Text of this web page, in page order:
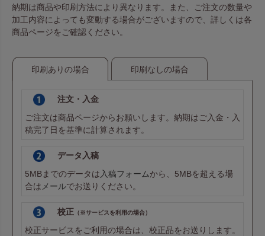
納期は商品や印刷方法により異なります。また、ご注文の数量や
加工内容によっても変動する場合がございますので、詳しくは各
商品ページをご確認ください。
印刷ありの場合 印刷なしの場合
注文・入金
ご注文は商品ページからお願いします。納期はご入金・入
稿完了日を基準に計算されます。
データ入稿
5MBまでのデータは 入稿フォームから、5MBを超える場
合は メールでお送りください。
校正（※サービスを利用の場合）
校正サービスをご利用の場合は、校正品をお送りします。